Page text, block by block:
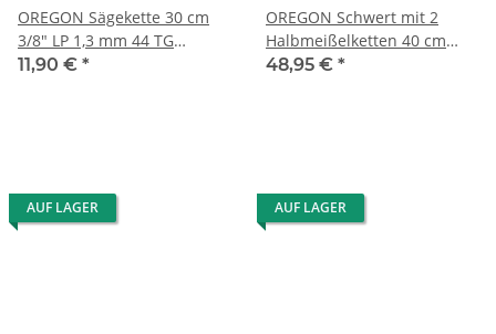
OREGON Sägekette 30 cm
3/8" LP 1,3 mm 44 TG
91P044E AdvanceCut
11,90 € *
OREGON Schwert mit 2
Halbmeißelketten 40 cm
3/8" LP 1,3 mm 55 TG
48,95 € *
AUF LAGER AUF LAGER